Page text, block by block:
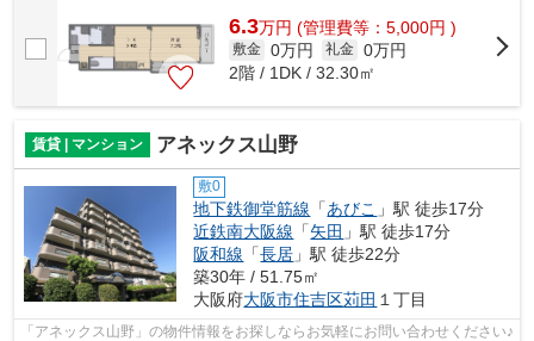
6.3万円 (管理費等：5,000円 )
敷金 0万円 礼金 0万円
2階 / 1DK / 32.30㎡
賃貸 | マンション アネックス山野
敷0
地下鉄御堂筋線 「あびこ 」駅 徒歩17分
近鉄南大阪線 「矢田 」駅 徒歩17分
阪和線 「長居 」駅 徒歩22分
築30年 / 51.75㎡
大阪府大阪市住吉区苅田 １丁目
「アネックス山野」の物件情報をお探しならお気軽にお問い合わせください♪